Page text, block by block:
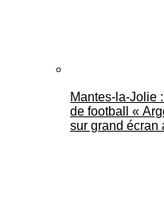
Mantes-la-Jolie
de football «
sur grand écran